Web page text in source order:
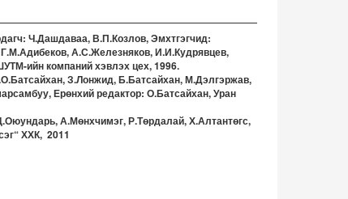
Ч.Дашдаваа, В.П.Козлов, Эмхтгэгчид:
А.С.Железняков, И.И.Кудрявцев,
ийн компаний хэвлэх цех, 1996.
З.Лонжид, Б.Батсайхан, М.Дэлгэржав,
Ерөнхий редактор: О.Батсайхан, Уран
А.Мөнхчимэг, Р.Төрдалай, Х.Алтантөгс,
ХХК, 2011